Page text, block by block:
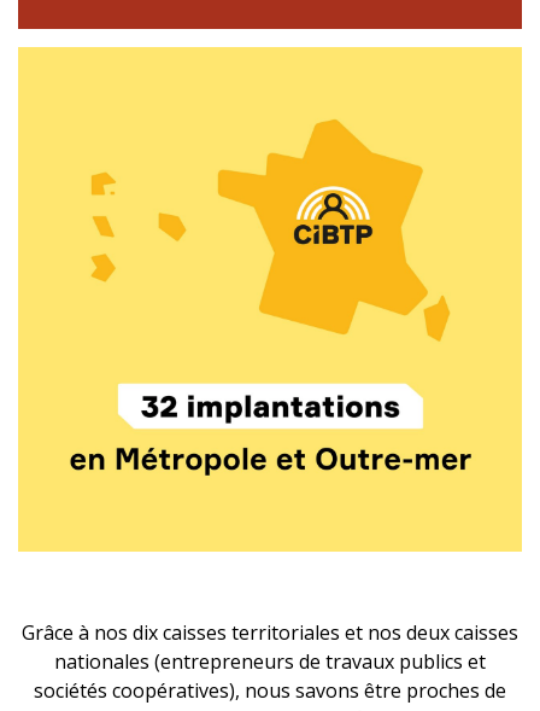
Grâce à nos dix caisses territoriales et nos deux caisses
nationales (entrepreneurs de travaux publics et
sociétés coopératives), nous savons être proches de